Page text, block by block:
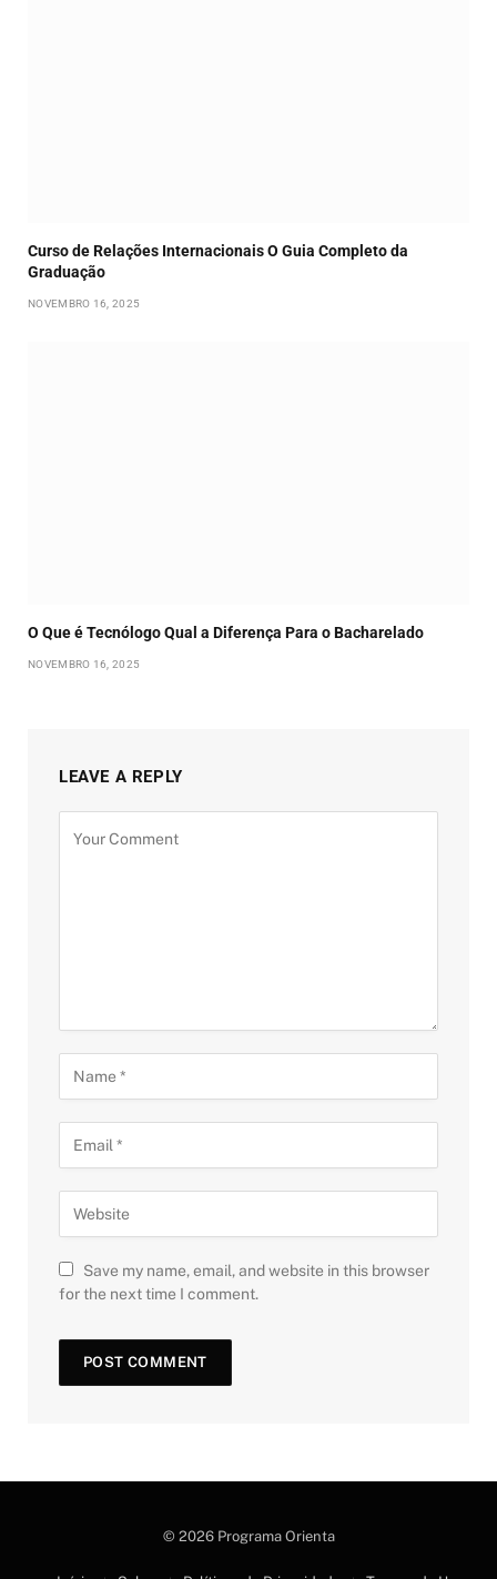
Curso de Relações Internacionais O Guia Completo da
Graduação
NOVEMBRO 16, 2025
O Que é Tecnólogo Qual a Diferença Para o Bacharelado
NOVEMBRO 16, 2025
LEAVE A REPLY
Save my name, email, and website in this browser
for the next time I comment.
© 2026 Programa Orienta